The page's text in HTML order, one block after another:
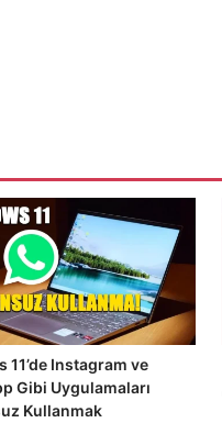
11’de Instagram ve
Gibi Uygulamaları
Kullanmak